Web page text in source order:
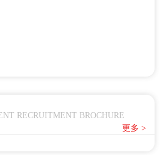
RECRUITMENT BROCHURE
更多 >